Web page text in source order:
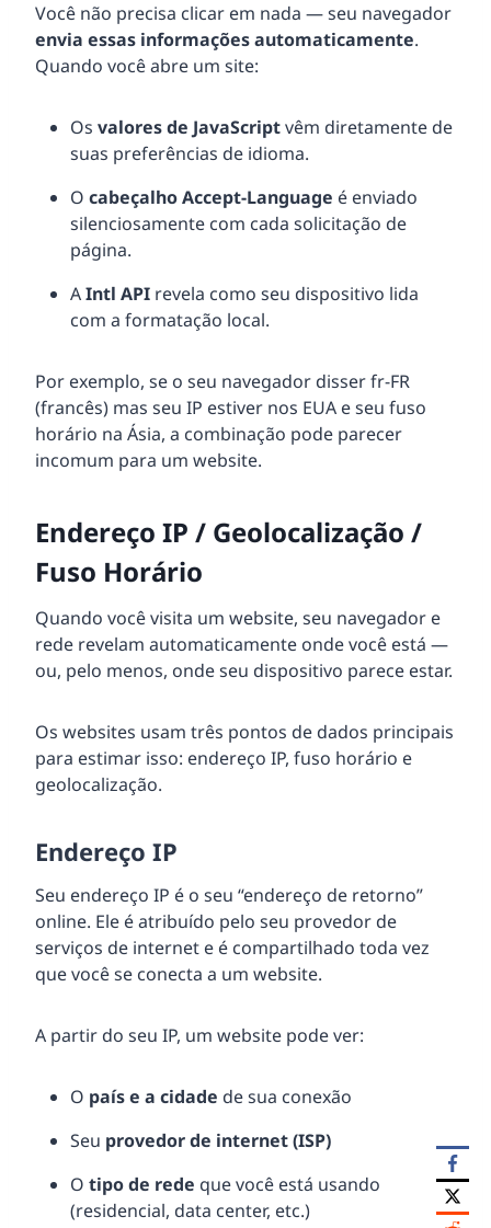
Você não precisa clicar em nada — seu navegador
envia essas informações automaticamente.
Quando você abre um site:
Os valores de JavaScriptvêm diretamente de
suas preferências de idioma.
O cabeçalho Accept-Language é enviado
silenciosamente com cada solicitação de
página.
AIntl API revela como seu dispositivo lida
com a formatação local.
Por exemplo, se o seu navegador disser fr-FR
(francês) mas seu IP estiver nos EUA e seu fuso
horário na Ásia, a combinação pode parecer
incomum para um website.
Endereço IP / Geolocalização /
Fuso Horário
Quando você visita um website, seu navegador e
rede revelam automaticamente onde você está —
ou, pelo menos, onde seu dispositivo parece estar.
Os websites usam três pontos de dados principais
para estimar isso: endereço IP, fuso horário e
geolocalização.
Endereço IP
Seu endereço IP é o seu “endereço de retorno”
online. Ele é atribuído pelo seu provedor de
serviços de internet e é compartilhado toda vez
que você se conecta a um website.
A partir do seu IP, um website pode ver:
O país e a cidade de sua conexão
Seu provedor de internet (ISP)
O tipo de rede que você está usando
(residencial, data center, etc.)